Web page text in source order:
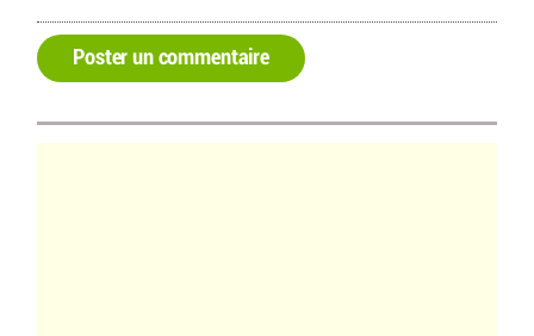
Poster un commentaire